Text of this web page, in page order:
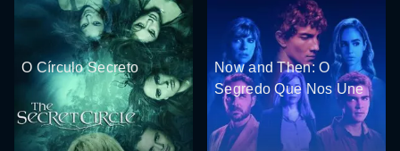
O Círculo Secreto
Now and Then: O
Segredo Que Nos Une